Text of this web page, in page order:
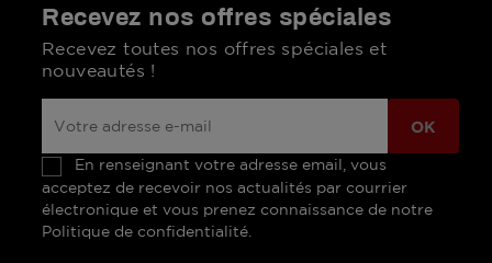
Recevez nos offres spéciales
Recevez toutes nos offres spéciales et
nouveautés !
En renseignant votre adresse email, vous
acceptez de recevoir nos actualités par courrier
électronique et vous prenez connaissance de notre
Politique de confidentialité.